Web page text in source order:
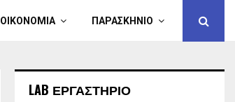
ΟΙΚΟΝΟΜΙΑ ΠΑΡΑΣΚΗΝΙΟ
LAB ΕΡΓΑΣΤΗΡΙΟ